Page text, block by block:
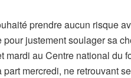
prendre aucun risque
pour justement soulager sa
mardi au Centre national du
mercredi, ne retrouvant